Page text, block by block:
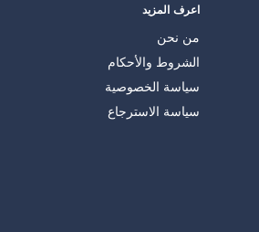
اعرف المزيد
من نحن
الشروط والأحكام
سياسة الخصوصية
سياسة الاسترجاع